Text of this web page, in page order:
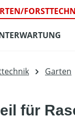
Garten
für